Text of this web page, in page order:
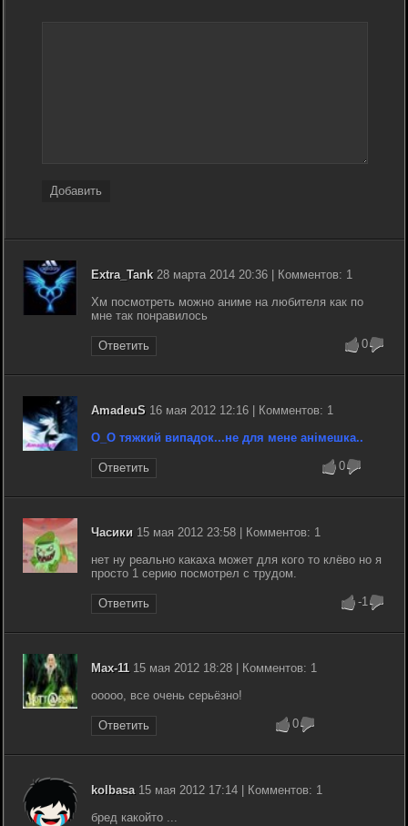
Добавить
Extra_Tank28 марта 2014 20:36 | Комментов: 1
Хм посмотреть можно аниме на любителя как по
мне так понравилось
Ответить 0
AmadeuS 16 мая 2012 12:16 | Комментов: 1
О_О тяжкий випадок...не для мене анімешка..
Ответить 0
Часики 15 мая 2012 23:58 | Комментов: 1
нет ну реально какаха может для кого то клёво но я
просто 1 серию посмотрел с трудом.
Ответить -1
Max-11 15 мая 2012 18:28 | Комментов: 1
ооооо, все очень серьёзно!
Ответить 0
kolbasa15 мая 2012 17:14 | Комментов: 1
бред какойто ...